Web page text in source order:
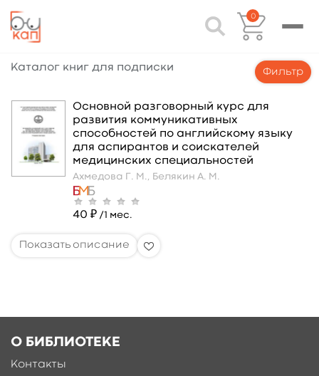
0
Каталог книг для подписки Фильтр
Основной разговорный курс для
развития коммуникативных
способностей по английскому языку
для аспирантов и соискателей
медицинских специальностей
Ахмедова Г. М., Белякин А. М.
40 ₽ /1 мес.
О БИБЛИОТЕКЕ
Контакты